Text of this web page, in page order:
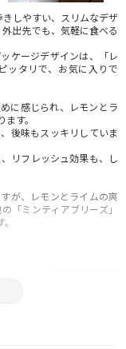
きしやすい、スリムなデザ
出先でも、気軽に食べる
ケージデザインは、「レ
ッタリで、お気に入りで
に感じられ、レモンとラ
す。
後味もスッキリしていま
リフレッシュ効果も、し
が、レモンとライムの爽
「ミンティアブリーズ」